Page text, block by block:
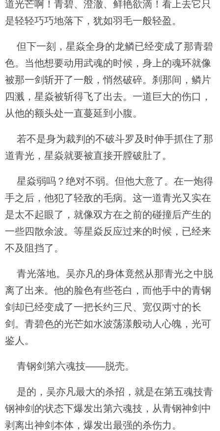
道光芒啊！青碧、澄澈、鲜艳欲滴！看上去它只
是轻轻巧巧地落下，犹如羽毛一般轻盈。
但下一刻，星焱全身的龙鳞已经变成了那青碧
色。当他想要动用武魂的时候，身上的魂环就像
被那一剑斩开了一般，悄然破碎。刹那间，鳞片
四溅，星焱被斩得飞了出去。一道巨大的伤口，
从他的额头处一直蔓延到小腹。
若不是身为裁判的不破斗罗及时伸手抓住了那
道青光，星焱就要被直接开膛破肚了。
星焱弱吗？绝对不弱。但他大意了。在一炮得
手之后，他犯了轻敌的毛病。这一道青光又实在
是太不起眼了，就像双方在之前的碰撞后产生的
一些四散余波。等星焱反应过来的时候，已经来
不及阻挡了。
青光落地。吴亦凡的身体竟然从那青光之中脱
离了出来。他的脸色有些苍白，而他手中的青钢
剑却已经变成了一把长约三尺、宽仅两寸的长
剑。青碧色的光芒如水波荡漾般动人心魄，光可
鉴人。
青钢剑第六魂技——脱壳。
是的，吴亦凡最大的杀招，就是在第五魂技青
钢神剑的状态下爆发出第六魂技，从青钢神剑中
剥离出神剑本体，爆发出最强的杀伤力。